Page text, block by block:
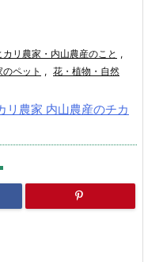
リ農家・内山農産のこと ,
ペット , 花・植物・自然
リ農家 内山農産のチカ